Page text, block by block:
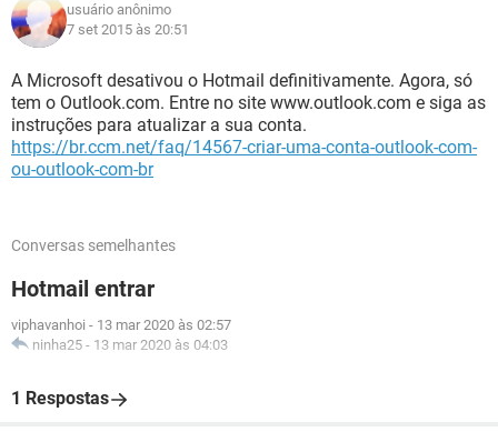
usuário anônimo
7 set 2015 às 20:51
A Microsoft desativou o Hotmail definitivamente. Agora, só
tem o Outlook.com. Entre no site www.outlook.com e siga as
instruções para atualizar a sua conta.
https://br.ccm.net/faq/14567-criar-uma-conta-outlook-com-
ou-outlook-com-br
Conversas semelhantes
Hotmail entrar
viphavanhoi - 13 mar 2020 às 02:57
ninha25 - 13 mar 2020 às 04:03
1 Respostas